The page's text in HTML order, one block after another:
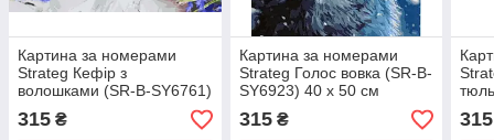
Картина за номерами
Strateg Кефір з
волошками (SR-B-SY6761)
40 х 50 см
315 ₴
Картина за номерами
Strateg Голос вовка (SR-B-
SY6923) 40 х 50 см
315₴ 315